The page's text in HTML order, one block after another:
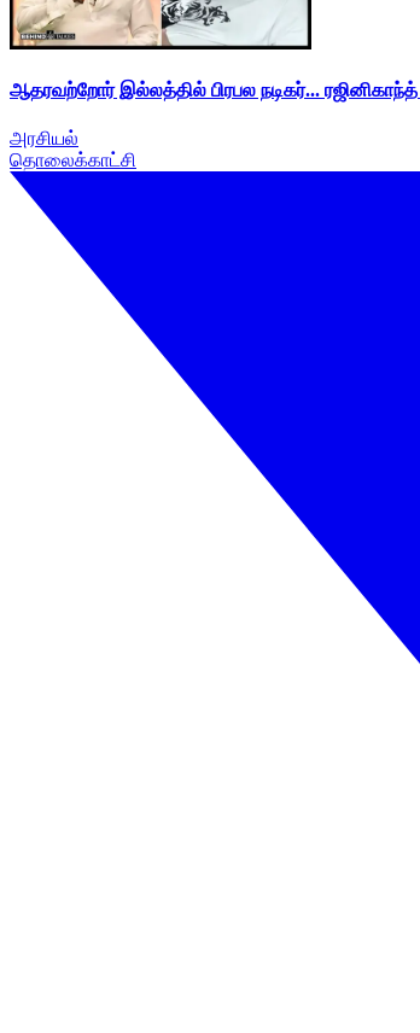
ஆதரவற்றோர் இல்லத்தில் பிரபல நடிகர்... ரஜினிகாந்த்
அரசியல்
தொலைக்காட்சி